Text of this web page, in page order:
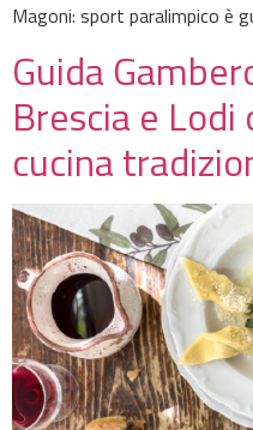
Magoni: sport paralimpico è
Guida
Brescia e
cucina